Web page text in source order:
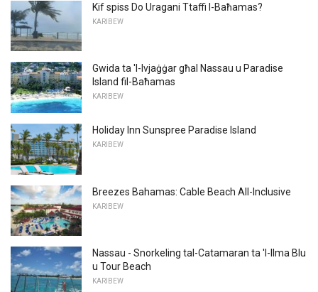
Kif spiss Do Uragani Ttaffi l-Baħamas?
KARIBEW
Gwida ta 'l-Ivjaġġar għal Nassau u Paradise
Island fil-Baħamas
KARIBEW
Holiday Inn Sunspree Paradise Island
KARIBEW
Breezes Bahamas: Cable Beach All-Inclusive
KARIBEW
Nassau - Snorkeling tal-Catamaran ta 'l-Ilma Blu
u Tour Beach
KARIBEW